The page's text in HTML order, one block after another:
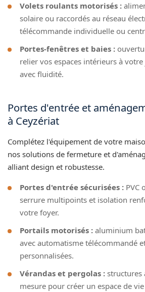
Volets roulants motorisés :
solaire ou raccordés au réseau
télécommande individuelle ou
Portes-fenêtres et baies :
relier vos espaces intérieurs à
avec fluidité.
Portes d'entrée et
à Ceyzériat
Complétez l'équipement de votre
nos solutions de fermeture et
alliant design et robustesse.
Portes d'entrée sécurisées : PVC
serrure multipoints et isolation
votre foyer.
Portails motorisés : aluminium
avec automatisme télécommandé
personnalisées.
Vérandas et pergolas :
mesure pour créer un espace de